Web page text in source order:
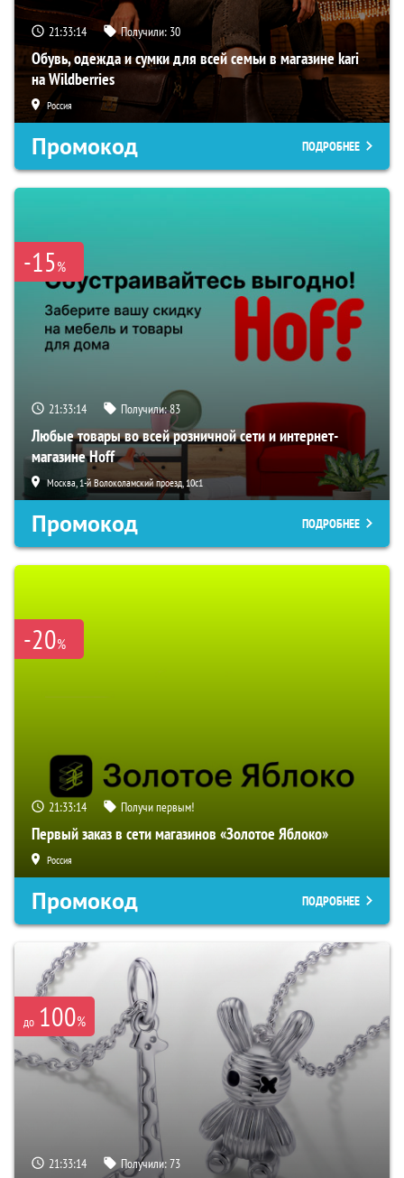
21:33:13 Получили: 30
Обувь, одежда и сумки для всей семьи в магазине kari
на Wildberries
Россия
Промокод ПОДРОБНЕЕ
-15%
21:33:13 Получили:83
Любые товары во всей розничной сети и интернет-
магазине Hoff
Москва, 1-й Волоколамский проезд, 10с1
Промокод ПОДРОБНЕЕ
-20%
21:33:13 Получи первым!
Первый заказ в сети магазинов «Золотое Яблоко»
Россия
Промокод ПОДРОБНЕЕ
до 100%
21:33:13 Получили:73